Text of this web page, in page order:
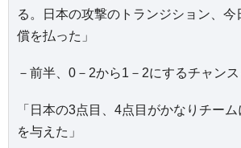
る。日本の攻撃のトランジション、
償を払った」
－前半、0－2から1－2にするチャン
「日本の3点目、4点目がかなりチー
を与えた」